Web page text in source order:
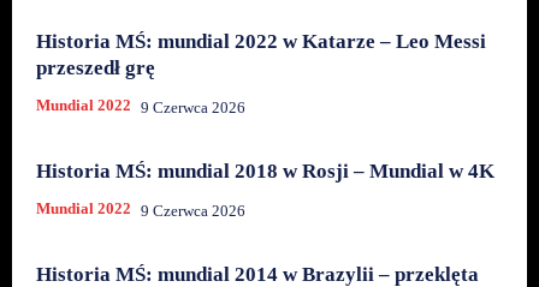
Historia MŚ: mundial 2022 w Katarze – Leo Messi
przeszedł grę
Mundial 2022 9 Czerwca 2026
Historia MŚ: mundial 2018 w Rosji – Mundial w 4K
Mundial 2022 9 Czerwca 2026
Historia MŚ: mundial 2014 w Brazylii – przeklęta